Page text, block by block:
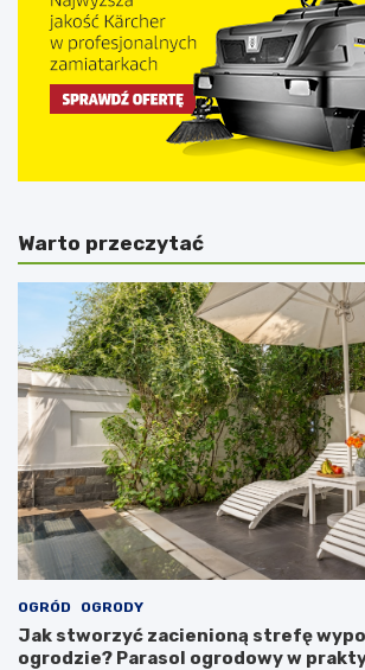
Warto przeczytać
OGRÓD OGRODY
Jak stworzyć zacienioną strefę
ogrodzie? Parasol ogrodowy w